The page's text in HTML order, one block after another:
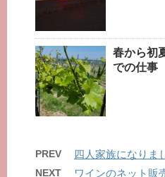
春から初
での仕事
PREV 四人家族になりま
NEXT
ワインのネット販